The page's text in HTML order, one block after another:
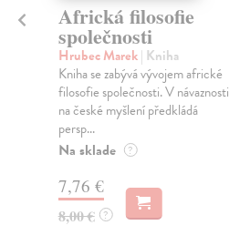
Africká filosofie
společnosti
Hrubec Marek| Kniha
Kniha se zabývá vývojem africké
filosofie společnosti. V návaznosti
na české myšlení předkládá
persp...
Na sklade ?
7,76 €
8,00 € ?